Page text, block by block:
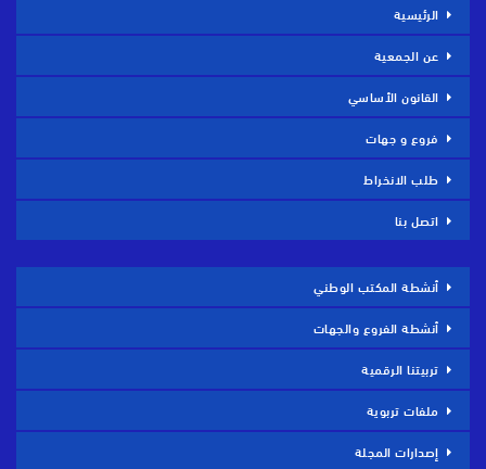
الرئيسية
عن الجمعية
القانون الأساسي
فروع و جهات
طلب الانخراط
اتصل بنا
أنشطة المكتب الوطني
أنشطة الفروع والجهات
تربيتنا الرقمية
ملفات تربوية
إصدارات المجلة